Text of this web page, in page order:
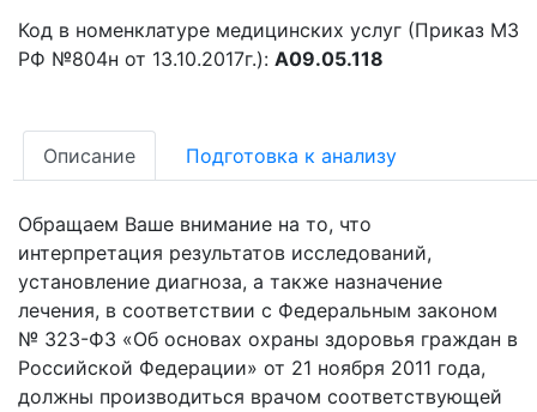
Код в номенклатуре медицинских услуг (Приказ МЗ
РФ №804н от 13.10.2017г.): A09.05.118
Описание Подготовка к анализу
Обращаем Ваше внимание на то, что
интерпретация результатов исследований,
установление диагноза, а также назначение
лечения, в соответствии с Федеральным законом
№ 323-ФЗ «Об основах охраны здоровья граждан в
Российской Федерации» от 21 ноября 2011 года,
должны производиться врачом соответствующей